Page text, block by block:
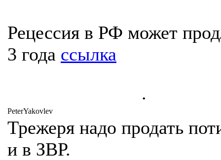
Рецессия в РФ может
3 года ссылка
.
PeterYakovlev
Трежеря надо продать
и в ЗВР.